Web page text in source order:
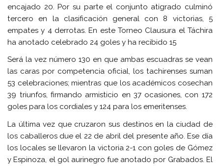
encajado 20. Por su parte el conjunto atigrado culminó
tercero en la clasificación general con 8 victorias, 5
empates y 4 derrotas. En este Torneo Clausura el Táchira
ha anotado celebrado 24 goles y ha recibido 15
Será la vez número 130 en que ambas escuadras se vean
las caras por competencia oficial, los tachirenses suman
53 celebraciones; mientras que los académicos cosechan
39 triunfos, firmando armisticio en 37 ocasiones, con 172
goles para los cordiales y 124 para los emeritenses.
La última vez que cruzaron sus destinos en la ciudad de
los caballeros due el 22 de abril del presente año. Ese día
los locales se llevaron la victoria 2-1 con goles de Gómez
y Espinoza, el gol aurinegro fue anotado por Grabados. El